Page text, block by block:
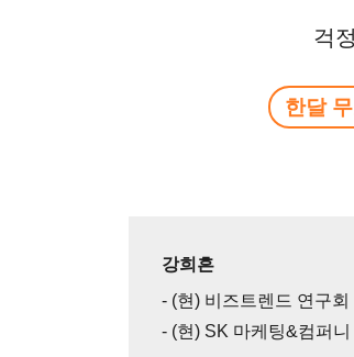
걱
한달
강희흔
- (현) 비즈트렌드 연구회
- (현) SK 마케팅&컴퍼